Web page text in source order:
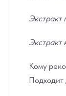
Экстракт
Экстракт
Кому